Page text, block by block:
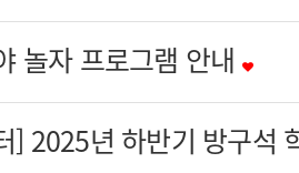
놀자 프로그램 안내
] 2025년 하반기 방구